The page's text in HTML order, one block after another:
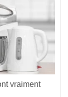
vraiment